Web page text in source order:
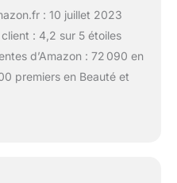
: 10 juillet 2023
: 4,2 sur 5 étoiles
d’Amazon : 72 090 en
premiers en Beauté et